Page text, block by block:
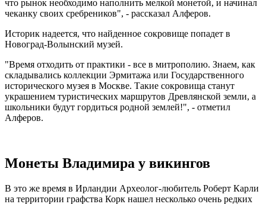
что рынок необходимо наполнить мелкой монетой, и начинал
чеканку своих сребреников", - рассказал Алферов.
Историк надеется, что найденное сокровище попадет в
Новоград-Волынский музей.
"Время отходить от практики - все в митрополию. Знаем, как
складывались коллекции Эрмитажа или Государственного
исторического музея в Москве. Такие сокровища станут
украшением туристических маршрутов Древлянской земли, а
школьники будут гордиться родной землей!", - отметил
Алферов.
Монеты Владимира у викингов
В это же время в Ирландии Археолог-любитель Роберт Карли
на территории графства Корк нашел несколько очень редких